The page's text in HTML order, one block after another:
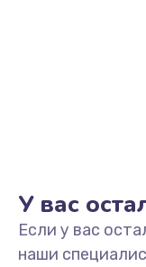
У вас
Если у вас
наши